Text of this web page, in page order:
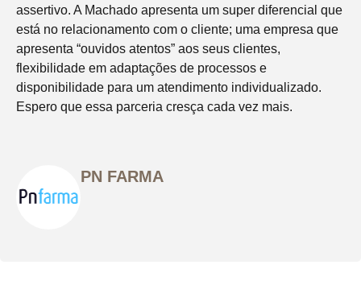
assertivo. A Machado apresenta um super diferencial que
está no relacionamento com o cliente; uma empresa que
apresenta “ouvidos atentos” aos seus clientes,
flexibilidade em adaptações de processos e
disponibilidade para um atendimento individualizado.
Espero que essa parceria cresça cada vez mais.
PN FARMA